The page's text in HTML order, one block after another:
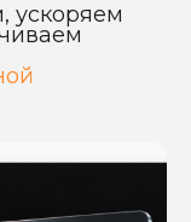
ускоряем